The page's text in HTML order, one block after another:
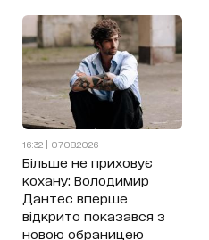
16:32 | 07.08.2026
Більше не приховує
кохану: Володимир
Дантес вперше
відкрито показався з
новою обраницею